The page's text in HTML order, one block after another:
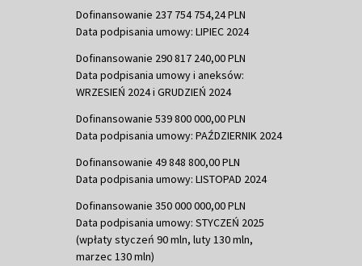
Dofinansowanie 237 754 754,24 PLN
Data podpisania umowy: LIPIEC 2024
Dofinansowanie 290 817 240,00 PLN
Data podpisania umowy i aneksów:
WRZESIEŃ 2024 i GRUDZIEŃ 2024
Dofinansowanie 539 800 000,00 PLN
Data podpisania umowy: PAŹDZIERNIK 2024
Dofinansowanie 49 848 800,00 PLN
Data podpisania umowy: LISTOPAD 2024
Dofinansowanie 350 000 000,00 PLN
Data podpisania umowy: STYCZEŃ 2025
(wpłaty styczeń 90 mln, luty 130 mln,
marzec 130 mln)